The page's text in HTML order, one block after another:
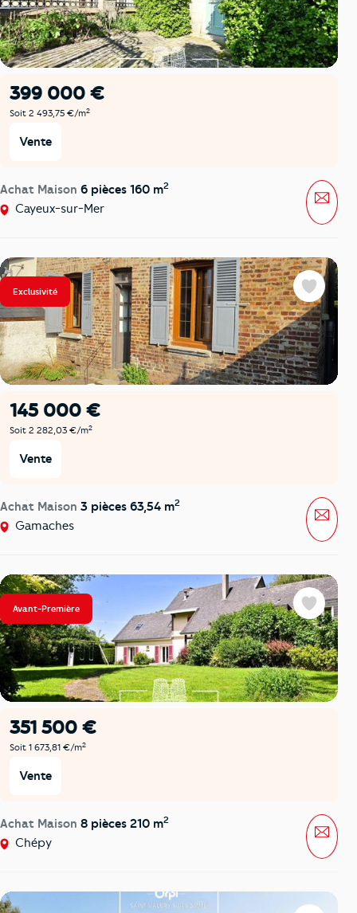
399 000 €
Soit 2 493,75 €/m2
Vente
Achat Maison 6 pièces 160 m2
Cayeux-sur-Mer
Exclusivité
145 000 €
Soit 2 282,03 €/m2
Vente
Achat Maison 3 pièces 63,54 m2
Gamaches
Favoris
Avant-Première
351 500 €
Soit 1 673,81 €/m2
Vente
Achat Maison 8 pièces 210 m2
Chépy
Favoris